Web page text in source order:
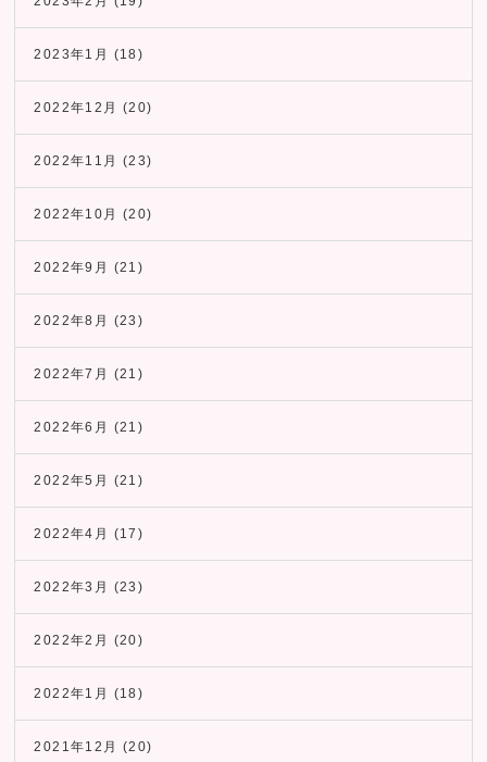
2023年1月 (18)
2022年12月 (20)
2022年11月 (23)
2022年10月 (20)
2022年9月 (21)
2022年8月 (23)
2022年7月 (21)
2022年6月 (21)
2022年5月 (21)
2022年4月 (17)
2022年3月 (23)
2022年2月 (20)
2022年1月 (18)
2021年12月 (20)